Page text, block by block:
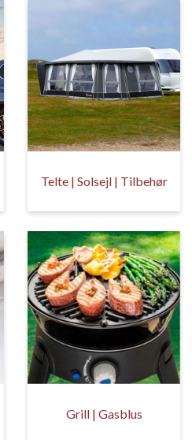
Telte | Solsejl | Tilbehør
Grill | Gasblus